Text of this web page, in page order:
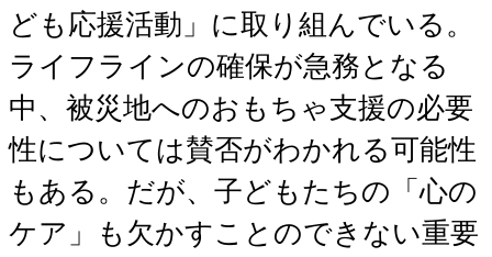
ども応援活動」に取り組んでいる。
ライフラインの確保が急務となる
中、被災地へのおもちゃ支援の必要
性については賛否がわかれる可能性
もある。だが、子どもたちの「心の
ケア」も欠かすことのできない重要